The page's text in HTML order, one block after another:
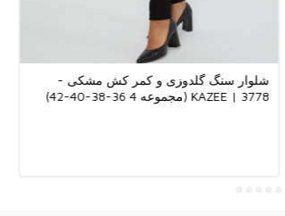
شلوار سنگ گلدوزی و کمر کش مشکی -
3778 | KAZEE (مجموعه 4 36-38-40-42)